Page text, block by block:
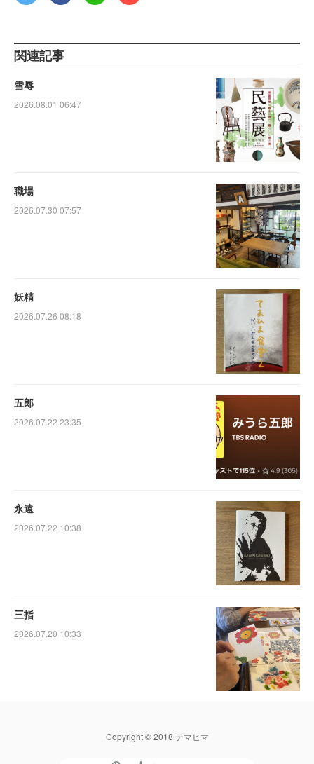
関連記事
雪辱
2026.08.01 06:47
職場
2026.07.30 07:57
妖精
2026.07.26 08:18
五郎
2026.07.22 23:35
永遠
2026.07.22 10:38
三指
2026.07.20 10:33
Copyright © 2018 テマヒマ